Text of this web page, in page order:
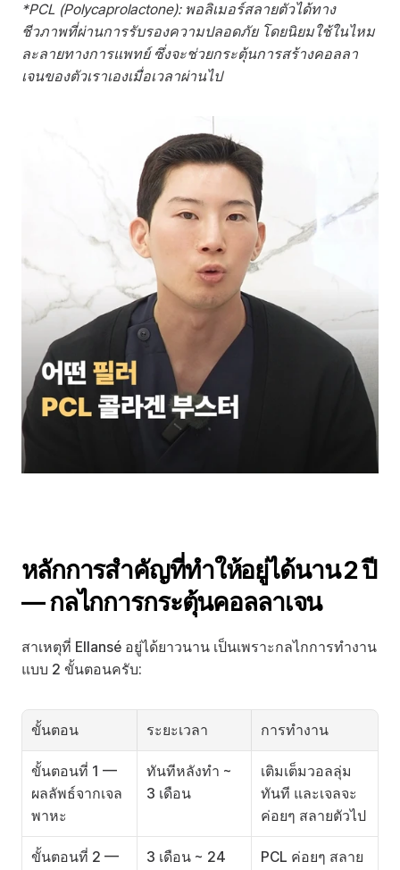
*PCL (Polycaprolactone): พอลิเมอร์สลายตัวได้ทาง
ชีวภาพที่ผ่านการรับรองความปลอดภัย โดยนิยมใช้ในไหม
ละลายทางการแพทย์ ซึ่งจะช่วยกระตุ้นการสร้างคอลลา
เจนของตัวเราเองเมื่อเวลาผ่านไป
หลักการสำคัญที่ทำให้อยู่ได้นาน 2 ปี
— กลไกการกระตุ้นคอลลาเจน
สาเหตุที่ Ellansé อยู่ได้ยาวนาน เป็นเพราะกลไกการทำงาน
แบบ 2 ขั้นตอนครับ:
ขั้นตอน ระยะเวลา การทำงาน
ขั้นตอนที่ 1 —
ผลลัพธ์จากเจล
พาหะ
ทันทีหลังทำ ~
3 เดือน
เติมเต็มวอลลุ่ม
ทันที และเจลจะ
ค่อยๆ สลายตัวไป
ขั้นตอนที่ 2 —
3 เดือน ~ 24
PCL ค่อยๆ สลาย